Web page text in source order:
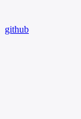
github